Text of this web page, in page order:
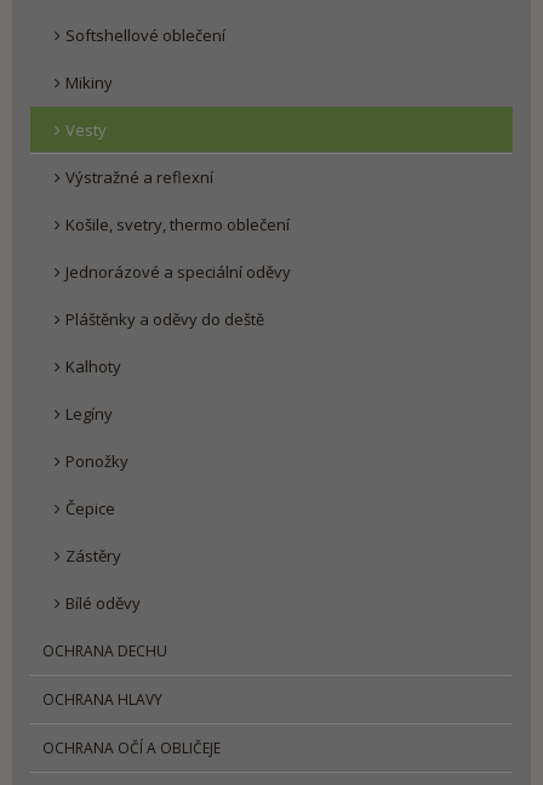
Softshellové oblečení
Mikiny
Vesty
Výstražné a reflexní
Košile, svetry, thermo oblečení
Jednorázové a speciální oděvy
Pláštěnky a oděvy do deště
Kalhoty
Legíny
Ponožky
Čepice
Zástěry
Bílé oděvy
OCHRANA DECHU
OCHRANA HLAVY
OCHRANA OČÍ A OBLIČEJE